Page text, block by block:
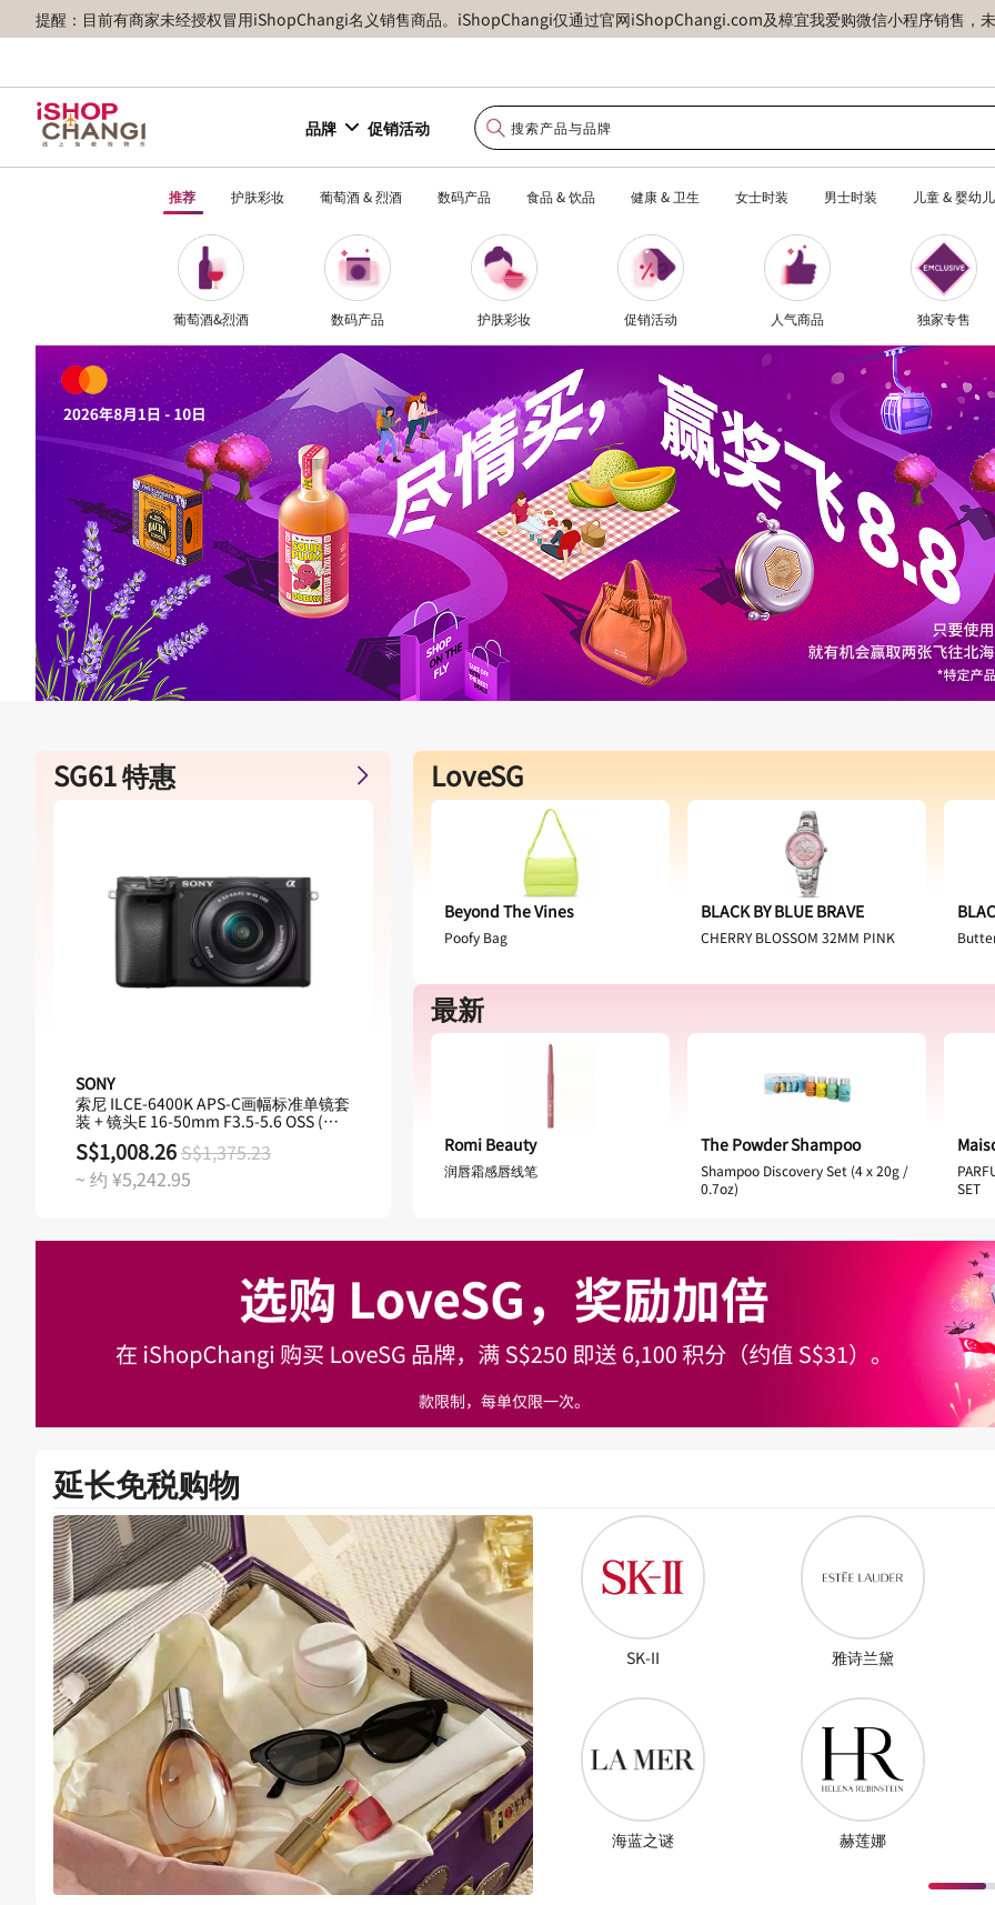
提醒：目前有商家未经授权冒用iShopChangi名义销售商品。iShopChangi仅通过官网iShopChangi.com及樟宜我爱购微信小程序销售，
品牌 促销活动
推荐 护肤彩妆 葡萄酒 & 烈酒 数码产品 食品 & 饮品 健康 & 卫生 女士时装 男士时装 儿童 & 婴幼儿
葡萄酒&烈酒 数码产品 护肤彩妆 促销活动 人气商品 独家专售
SG61 特惠
SONY
索尼 ILCE-6400K APS-C画幅标准单镜套
装 + 镜头E 16-50mm F3.5-5.6 OSS (银
色)
S$1,008.26S$1,375.23
~ 约 ¥5,242.95
S$259.00
~ 约 ¥1,346.80
SINGAPORE MEMORIES
莱佛士传承香水 (20毫升)
S$35.00
~ 约 ¥182.00
LoveSG
Beyond The Vines
Poofy Bag
BLACK BY BLUE BRAVE
CHERRY BLOSSOM 32MM PINK
最新
Romi Beauty
润唇霜感唇线笔
The Powder Shampoo
Shampoo Discovery Set (4 x 20g /
0.7oz)
SET
延长免税购物
SK-II 雅诗兰黛
海蓝之谜 赫莲娜